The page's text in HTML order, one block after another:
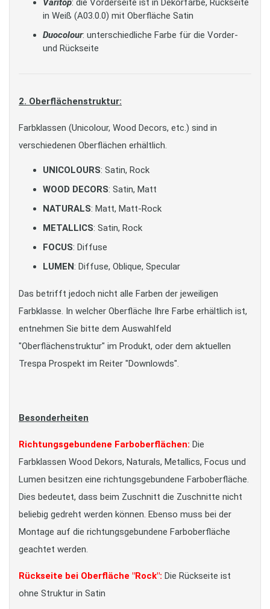
Varitop: die Vorderseite ist in Dekorfarbe, Rückseite
in Weiß (A03.0.0) mit Oberfläche Satin
Duocolour: unterschiedliche Farbe für die Vorder-
und Rückseite
2. Oberflächenstruktur:
Farbklassen (Unicolour, Wood Decors, etc.) sind in
verschiedenen Oberflächen erhältlich.
UNICOLOURS: Satin, Rock
WOOD DECORS: Satin, Matt
NATURALS: Matt, Matt-Rock
METALLICS: Satin, Rock
FOCUS: Diffuse
LUMEN: Diffuse, Oblique, Specular
Das betrifft jedoch nicht alle Farben der jeweiligen
Farbklasse. In welcher Oberfläche Ihre Farbe erhältlich ist,
entnehmen Sie bitte dem Auswahlfeld
"Oberflächenstruktur" im Produkt, oder dem aktuellen
Trespa Prospekt im Reiter "Downlowds".
Besonderheiten
Richtungsgebundene Farboberflächen: Die
Farbklassen Wood Dekors, Naturals, Metallics, Focus und
Lumen besitzen eine richtungsgebundene Farboberfläche.
Dies bedeutet, dass beim Zuschnitt die Zuschnitte nicht
beliebig gedreht werden können. Ebenso muss bei der
Montage auf die richtungsgebundene Farboberfläche
geachtet werden.
Rückseite bei Oberfläche "Rock": Die Rückseite ist
ohne Struktur in Satin